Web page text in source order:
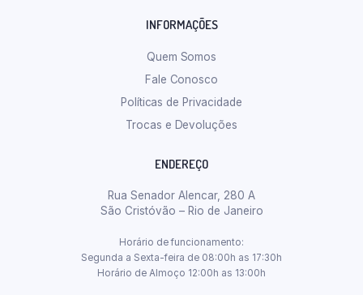
INFORMAÇÕES
Quem Somos
Fale Conosco
Políticas de Privacidade
Trocas e Devoluções
ENDEREÇO
Rua Senador Alencar, 280 A
São Cristóvão – Rio de Janeiro
Horário de funcionamento:
Segunda a Sexta-feira de 08:00h as 17:30h
Horário de Almoço 12:00h as 13:00h